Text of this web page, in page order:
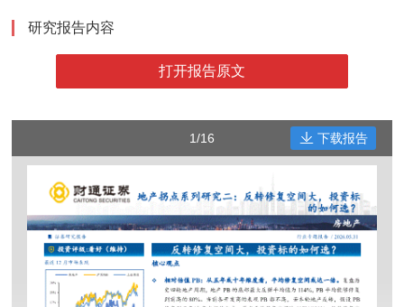
研究报告内容
打开报告原文
1/16 下载报告